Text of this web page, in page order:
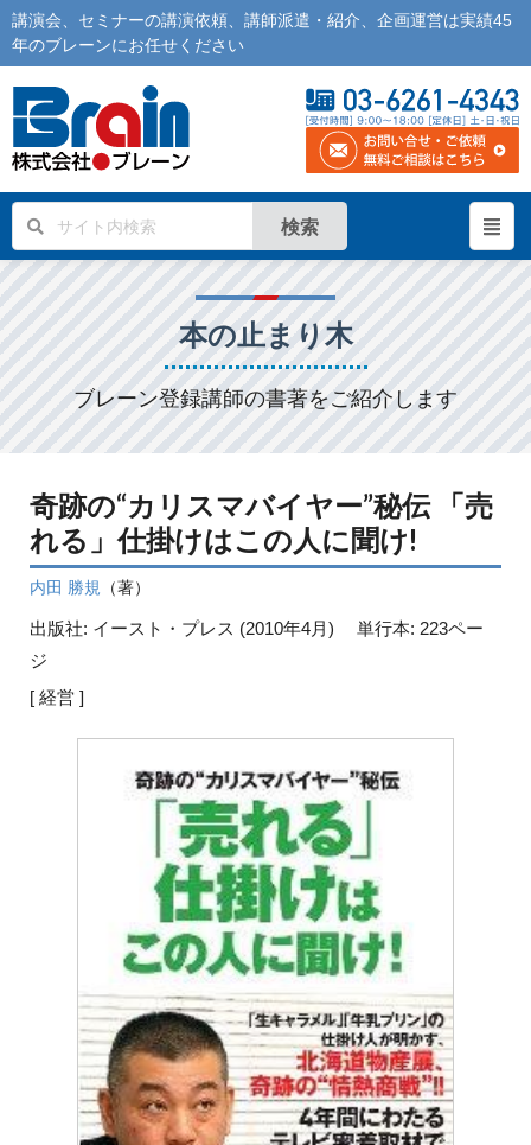
講演会 セミナーの講演依頼 講師派遣 ・紹介、企画運営は実績45
年のブレーンにお任せください
検索
本の止まり木
ブレーン登録講師の書著をご紹介します
奇跡の“カリスマバイヤー”秘伝 「売
れる」仕掛けはこの人に聞け!
内田 勝規 （著）
出版社: イースト・プレス (2010年4月)
単行本: 223ペー
ジ
[ 経営 ]